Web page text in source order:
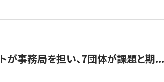
が事務局を担い、7団体が課題と期...